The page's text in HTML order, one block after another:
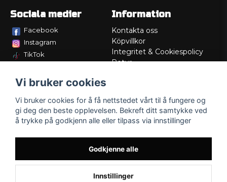
Sociala medier
Facebook
Instagram
TikTok
Information
Kontakta oss
Köpvillkor
Integritet & Cookiespolicy
Retur
Lådritning
Om oss
Vi bruker cookies
Vi bruker cookies for å få nettstedet vårt til å fungere og
gi deg den beste opplevelsen. Bekreft ditt samtykke ved
å trykke på godkjenn alle eller tilpass via innstillinger
Godkjenne alle
Innstillinger